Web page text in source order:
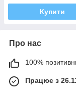
Купити
Про нас
100%
Працює з